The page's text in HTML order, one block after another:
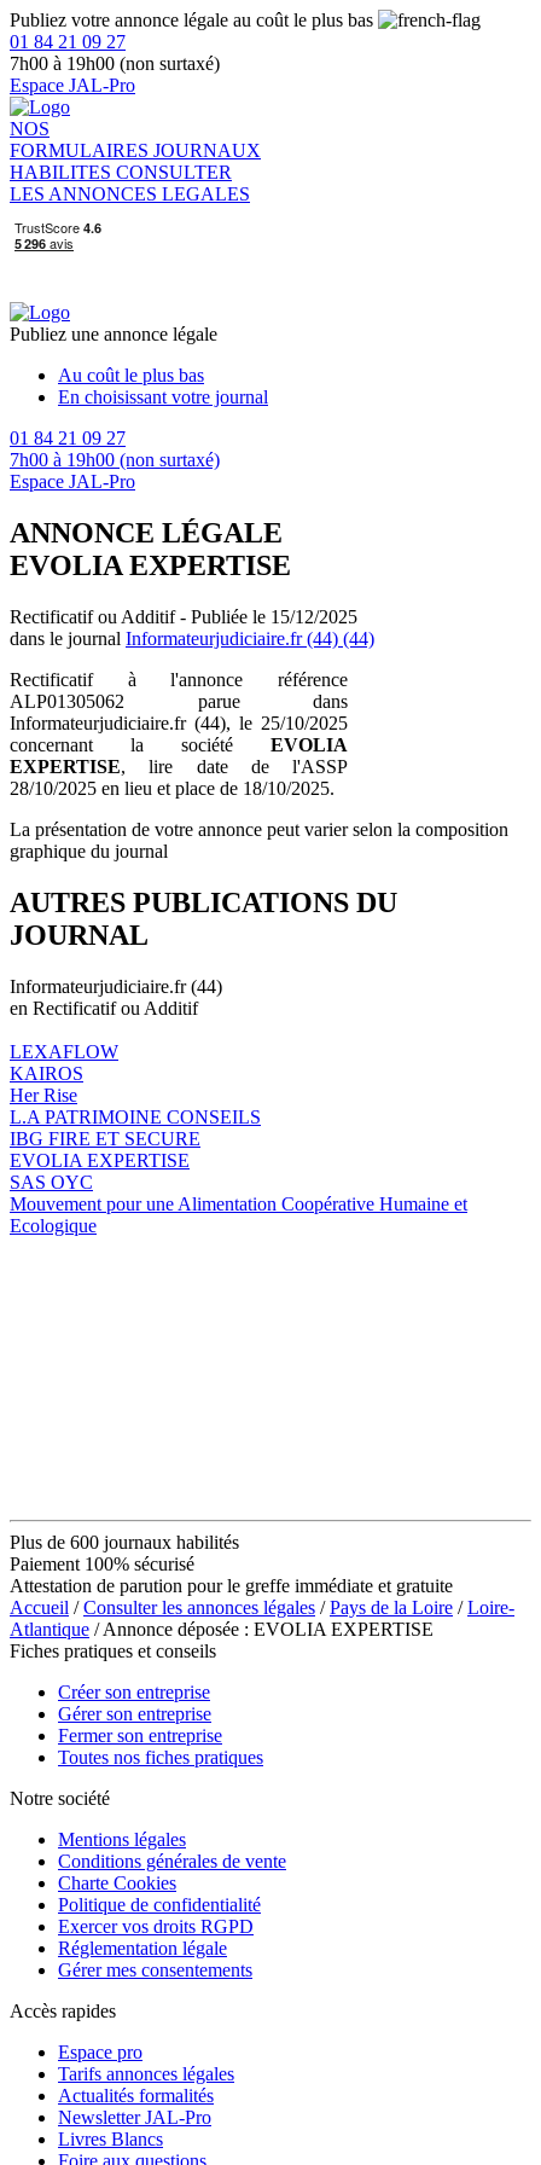
Publiez votre annonce légale au coût le plus bas
01 84 21 09 27
7h00 à 19h00 (non surtaxé)
Espace JAL-Pro
NOS
FORMULAIRES JOURNAUX
HABILITES CONSULTER
LES ANNONCES LEGALES
Publiez une annonce légale
Au coût le plus bas
En choisissant votre journal
01 84 21 09 27
7h00 à 19h00 (non surtaxé)
Espace JAL-Pro
ANNONCE LÉGALE
EVOLIA EXPERTISE
Rectificatif ou Additif - Publiée le 15/12/2025
dans le journal Informateurjudiciaire.fr (44) (44)
Rectificatif à l'annonce référence
ALP01305062 parue dans
Informateurjudiciaire.fr (44), le 25/10/2025
concernant la société EVOLIA
EXPERTISE, lire date de l'ASSP
28/10/2025 en lieu et place de 18/10/2025.
La présentation de votre annonce peut varier selon la composition
graphique du journal
AUTRES PUBLICATIONS DU
JOURNAL
Informateurjudiciaire.fr (44)
en Rectificatif ou Additif
LEXAFLOW
KAIROS
Her Rise
L.A PATRIMOINE CONSEILS
IBG FIRE ET SECURE
EVOLIA EXPERTISE
SAS OYC
Mouvement pour une Alimentation Coopérative Humaine et
Ecologique
Plus de 600 journaux habilités
Paiement 100% sécurisé
Attestation de parution pour le greffe immédiate et gratuite
Accueil /Consulter les annonces légales /Pays de la Loire /Loire-
Atlantique / Annonce déposée : EVOLIA EXPERTISE
Fiches pratiques et conseils
Créer son entreprise
Gérer son entreprise
Fermer son entreprise
Toutes nos fiches pratiques
Notre société
Mentions légales
Conditions générales de vente
Charte Cookies
Politique de confidentialité
Exercer vos droits RGPD
Réglementation légale
Gérer mes consentements
Accès rapides
Espace pro
Tarifs annonces légales
Actualités formalités
Newsletter JAL-Pro
Livres Blancs
Foire aux questions